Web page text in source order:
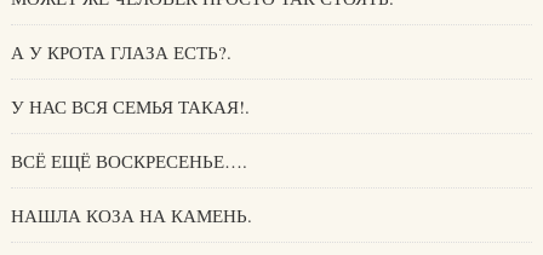
А У КРОТА ГЛАЗА ЕСТЬ?.
У НАС ВСЯ СЕМЬЯ ТАКАЯ!.
ВСЁ ЕЩЁ ВОСКРЕСЕНЬЕ….
НАШЛА КОЗА НА КАМЕНЬ.